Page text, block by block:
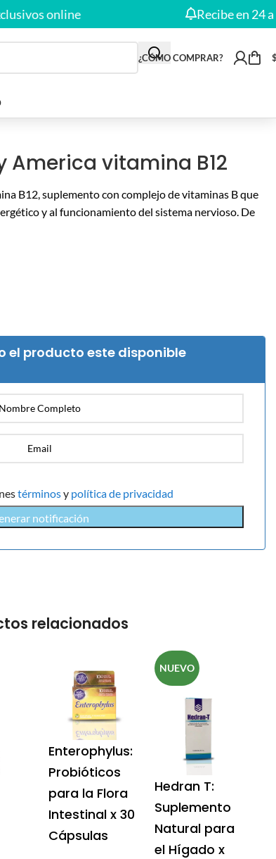
online Recibe en 24 a 48
¿CÓMO COMPRAR?
America vitamina B12
B12, suplemento con complejo de vitaminas B que
y al funcionamiento del sistema nervioso. De
el producto este disponible
términosy política de privacidad
notificación
relacionados
Enterophylus:
Probióticos
para la Flora
Intestinal x 30
Cápsulas
NUEVO
Hedran T:
Suplemento
Natural para
el Hígado x